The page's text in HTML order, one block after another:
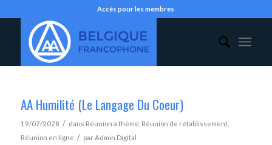
Accès pour les membres
AA Humilité (Le Langage Du Coeur)
19/07/2028 / dans Réunion à thème Réunion de rétablissement,
Réunion en ligne / parAdmin Digital